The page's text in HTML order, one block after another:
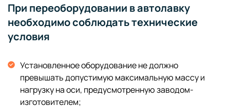
При переоборудовании в автолавку
необходимо соблюдать технические
условия
Установленное оборудование не должно
превышать допустимую максимальную массу и
нагрузку на оси, предусмотренную заводом-
изготовителем;